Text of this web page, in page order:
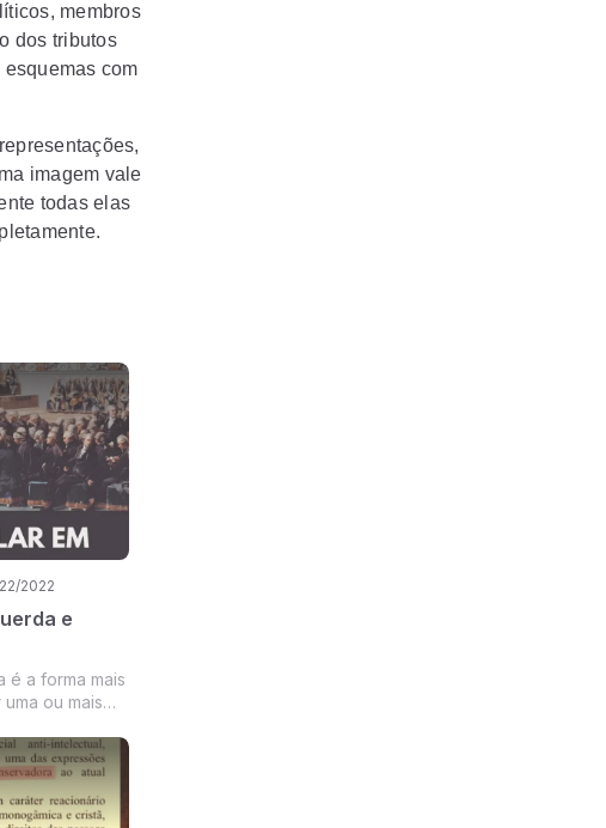
membros
dos tributos
com
imagem vale
todas elas
2022
e
é a forma mais
ou mais